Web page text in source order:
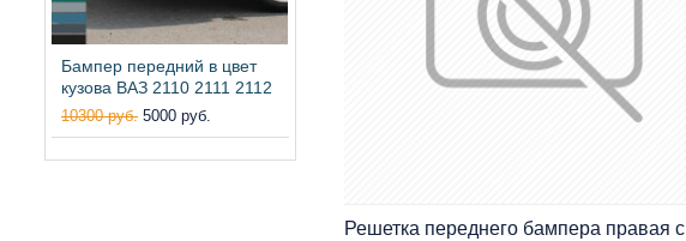
Бампер передний в цвет
кузова ВАЗ 2110 2111 2112
10300 руб. 5000 руб.
Решетка переднего бампера правая с